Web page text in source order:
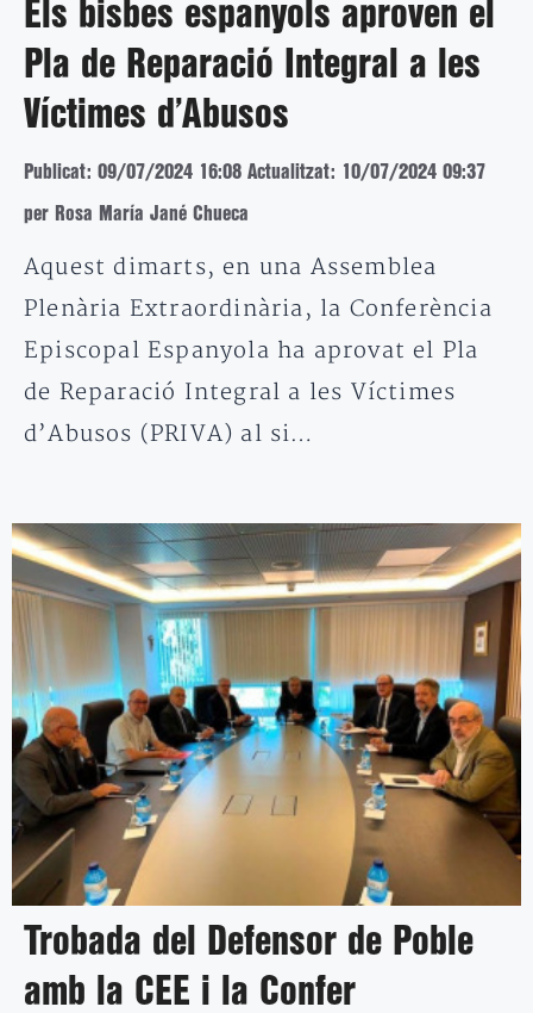
Els bisbes espanyols aproven el
Pla de Reparació Integral a les
Víctimes d’Abusos
Publicat: 09/07/2024 16:08 Actualitzat: 10/07/2024 09:37
per Rosa María Jané Chueca
Aquest dimarts, en una Assemblea
Plenària Extraordinària, la Conferència
Episcopal Espanyola ha aprovat el Pla
de Reparació Integral a les Víctimes
d’Abusos (PRIVA) al si…
Trobada del Defensor de Poble
amb la CEE i la Confer